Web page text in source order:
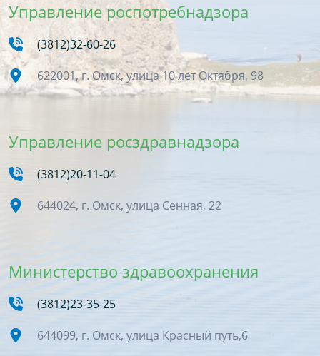
Управление роспотребнадзора
(3812)32-60-26
622001, г. Омск, улица 10 лет Октября, 98
Управление росздравнадзора
(3812)20-11-04
644024, г. Омск, улица Сенная, 22
Министерство здравоохранения
(3812)23-35-25
644099, г. Омск, улица Красный путь,6